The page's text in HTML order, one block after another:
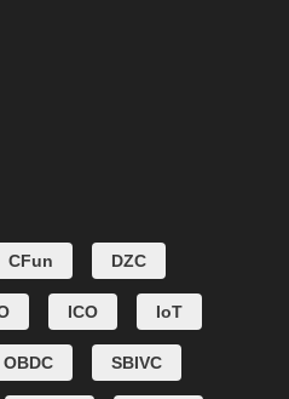
CFun DZC
ICO IoT
OBDC SBIVC